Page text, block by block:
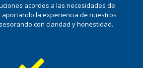
acordes a las necesidades de
la experiencia de nuestros
con claridad y honestidad.